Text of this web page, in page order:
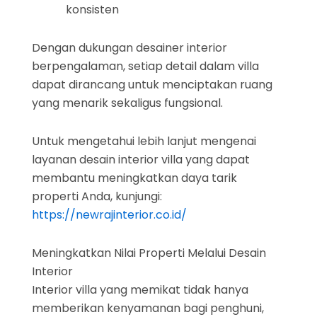
konsisten
Dengan dukungan desainer interior
berpengalaman, setiap detail dalam villa
dapat dirancang untuk menciptakan ruang
yang menarik sekaligus fungsional.
Untuk mengetahui lebih lanjut mengenai
layanan desain interior villa yang dapat
membantu meningkatkan daya tarik
properti Anda, kunjungi:
https://newrajinterior.co.id/
Meningkatkan Nilai Properti Melalui Desain
Interior
Interior villa yang memikat tidak hanya
memberikan kenyamanan bagi penghuni,